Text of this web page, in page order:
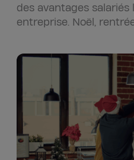
des avantages salariés
entreprise. Noël,